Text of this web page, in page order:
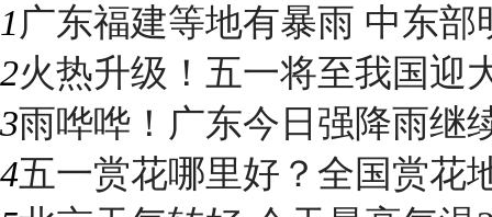
1 广东福建等地有暴雨 中东部
2火热升级！五一将至我国迎
3雨哗哗！广东今日强降雨继
4五一赏花哪里好？全国赏花